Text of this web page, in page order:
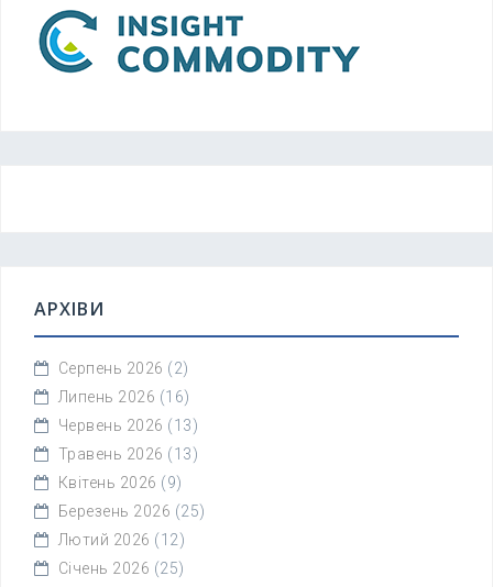
АРХІВИ
Серпень 2026 (2)
Липень 2026 (16)
Червень 2026 (13)
Травень 2026 (13)
Квітень 2026 (9)
Березень 2026 (25)
Лютий 2026 (12)
Січень 2026 (25)